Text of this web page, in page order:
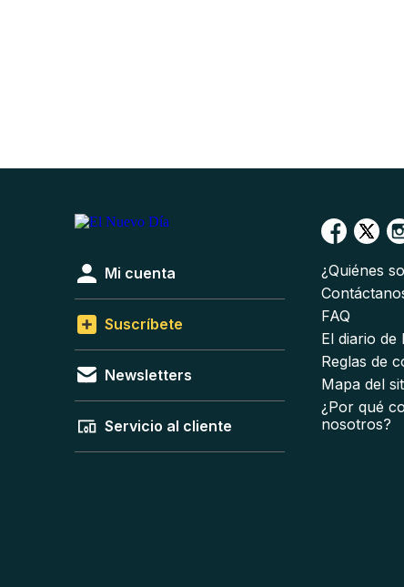
Mi cuenta
Suscríbete
Newsletters
Servicio al cliente
¿Quiénes
FAQ
El diario de
Reglas de
Mapa del
¿Por qué
nosotros?